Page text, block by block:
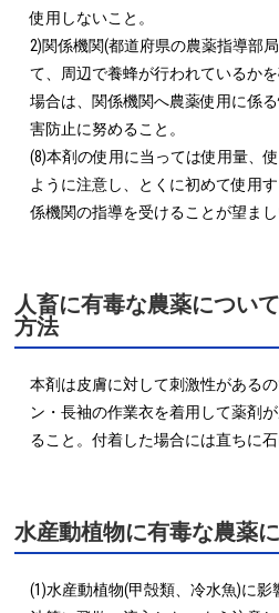
使用しないこと。
2)関係機関(都道府県の農薬指導部
て、周辺で養蜂が行われているか
場合は、関係機関へ農薬使用に係
害防止に努めること。
(8)本剤の使用に当っては使用量、
ように注意し、とくに初めて使用
係機関の指導を受けることが望まし
人畜に有毒な農薬につい
方法
本剤は皮膚に対して刺激性がある
ン・長袖の作業衣を着用して薬剤
ること。付着した場合には直ちに
水産動植物に有毒な農薬
(1)水産動植物(甲殻類、冷水魚)に